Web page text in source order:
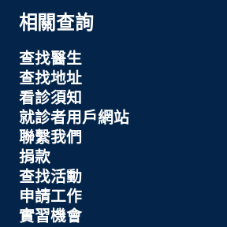
相關查詢
查找醫生
查找地址
看診須知
就診者用戶網站
聯繫我們
捐款
查找活動
申請工作
實習機會